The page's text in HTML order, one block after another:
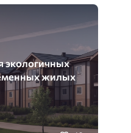
экологичных
жилых